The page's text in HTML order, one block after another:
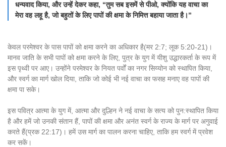
धन्यवाद किया, और उन्हें देकर कहा, “तुम सब इसमें से पीओ, क्योंकि यह वाचा का
मेरा वह लहू है, जो बहुतों के लिए पापों की क्षमा के निमित्त बहाया जाता है।”
केवल परमेश्वर के पास पापों को क्षमा करने का अधिकार है(मर 2:7; लूक 5:20-21)।
मानव जाति के सभी पापों को क्षमा करने के लिए, पुत्र के युग में यीशु उद्धारकर्ता के रूप में
इस पृथ्वी पर आए। उन्होंने परमेश्वर के नियत पर्वों का नगर सिय्योन को स्थापित किया,
और स्वर्ग का मार्ग खोल दिया, ताकि जो कोई भी नई वाचा का फसह मनाए वह पापों की
क्षमा पा सके।
इस पवित्र आत्मा के युग में, आत्मा और दुल्हिन ने नई वाचा के सत्य को पुन:स्थापित किया
है और हमें जो उनकी संतान हैं, पापों की क्षमा और अनंत स्वर्ग के राज्य के मार्ग पर अगुवाई
करते हैं(प्रक 22:17)। हमें उस मार्ग का पालन करना चाहिए, ताकि हम स्वर्ग में प्रवेश
कर सकें।